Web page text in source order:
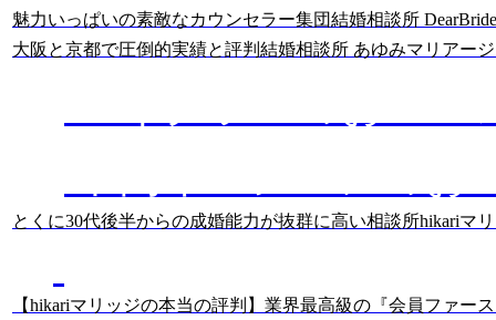
魅力いっぱいの素敵なカウンセラー集団結婚相談所
大阪と京都で圧倒的実績と評判 結婚相談所 あゆみマリアー
とくに30代後半からの成婚能力が抜群に高い相談所hikariマ
【hikariマリッジの本当の評判】業界最高級の『会員ファー